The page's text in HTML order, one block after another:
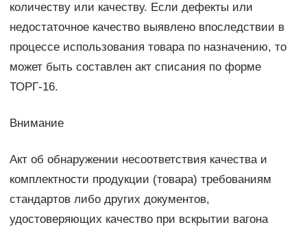
количеству или качеству. Если дефекты или
недостаточное качество выявлено впоследствии в
процессе использования товара по назначению, то
может быть составлен акт списания по форме
ТОРГ-16.
Внимание
Акт об обнаружении несоответствия качества и
комплектности продукции (товара) требованиям
стандартов либо других документов,
удостоверяющих качество при вскрытии вагона